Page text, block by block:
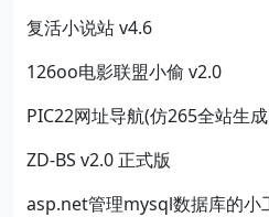
复活小说站 v4.6
126oo电影联盟小偷 v2.0
PIC22网址导航(仿265全站生
ZD-BS v2.0 正式版
asp.net管理mysql数据库的小